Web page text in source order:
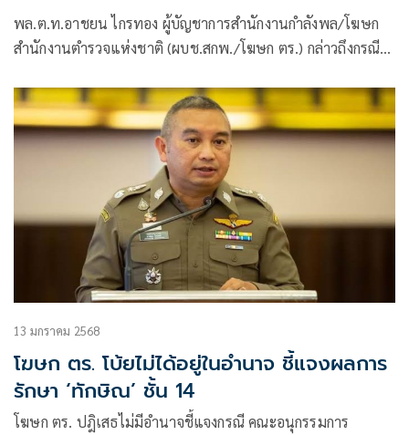
พล.ต.ท.อาชยน ไกรทอง ผู้บัญชาการสำนักงานกำลังพล/โฆษก
สำนักงานตำรวจแห่งชาติ (ผบช.สกพ./โฆษก ตร.) กล่าวถึงกรณี
คัดเลือกตำรวจ
13 มกราคม 2568
โฆษก ตร. โบ้ยไม่ได้อยู่ในอำนาจ ชี้แจงผลการ
รักษา ‘ทักษิณ’ ชั้น 14
โฆษก ตร. ปฎิเสธไม่มีอำนาจชี้แจงกรณี คณะอนุกรรมการ